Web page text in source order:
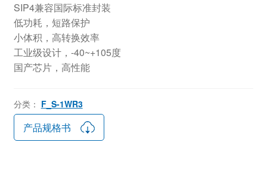
SIP4兼容国际标准封装
低功耗，短路保护
小体积，高转换效率
工业级设计，-40~+105度
国产芯片，高性能
分类： F_S-1WR3
产品规格书